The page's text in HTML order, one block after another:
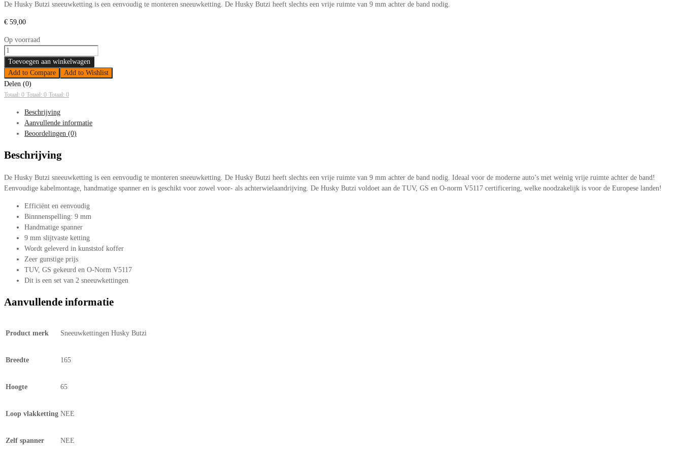
De Husky Butzi sneeuwketting is een eenvoudig te monteren sneeuwketting. De Husky Butzi heeft slechts een vrije ruimte van 9 mm achter de band nodig.
€ 59,00
Op voorraad
Sneeuwkettingen
Husky
Butzi
40
165/65-
aantal
Toevoegen aan winkelwagen
Add to Compare
Add to Wishlist
Delen (0)
Totaal: 0 Totaal: 0 Totaal: 0
Beschrijving
Aanvullende informatie
Beoordelingen (0)
Beschrijving
De Husky Butzi sneeuwketting is een eenvoudig te monteren sneeuwketting. De Husky Butzi heeft slechts een vrije ruimte van 9 mm achter de band nodig. Ideaal voor de moderne auto’s met weinig vrije ruimte achter de band!
Eenvoudige kabelmontage, handmatige spanner en is geschikt voor zowel voor- als achterwielaandrijving. De Husky Butzi voldoet aan de TUV, GS en O-norm V5117 certificering, welke noodzakelijk is voor de Europese landen!
Efficiënt en eenvoudig
Binnnenspelling: 9 mm
Handmatige spanner
9 mm slijtvaste ketting
Wordt geleverd in kunststof koffer
Zeer gunstige prijs
TUV, GS gekeurd en O-Norm V5117
Dit is een set van 2 sneeuwkettingen
Aanvullende informatie
Product merk Sneeuwkettingen Husky Butzi
Breedte 165
Hoogte 65
Loop vlakketting NEE
Zelf spanner NEE